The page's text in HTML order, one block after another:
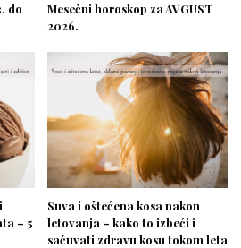
do
Mesečni horoskop za AVGUST
2026.
– 5
Suva i oštećena kosa nakon
letovanja – kako to izbeći i
sačuvati zdravu kosu tokom leta